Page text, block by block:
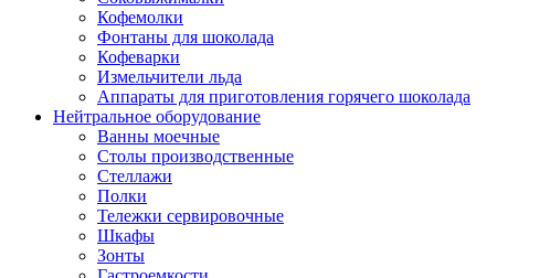
Кофемолки
Фонтаны для шоколада
Кофеварки
Измельчители льда
Аппараты для приготовления горячего шоколада
Нейтральное оборудование
Ванны моечные
Столы производственные
Стеллажи
Полки
Тележки сервировочные
Шкафы
Зонты